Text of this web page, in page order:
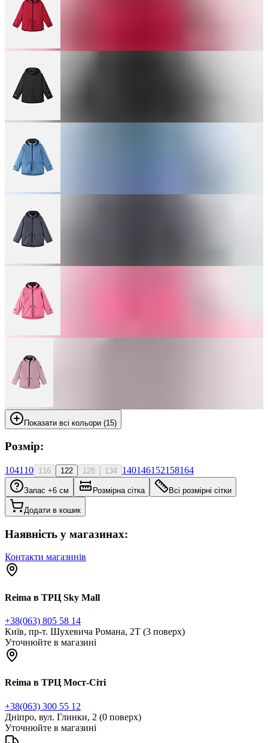
Показати всі кольори (15)
Розмір:
104110 116 122 128 134 140146152158164
Запас +6 см Розмірна сітка Всі розмірні сітки
Додати в кошик
Наявність у магазинах:
Контакти магазинів
Reima в ТРЦ Sky Mall
+38(063) 805 58 14
Київ, пр-т. Шухевича Романа, 2Т (3 поверх)
Уточнюйте в магазині
Reima в ТРЦ Мост-Сіті
+38(063) 300 55 12
Дніпро, вул. Глинки, 2 (0 поверх)
Уточнюйте в магазині